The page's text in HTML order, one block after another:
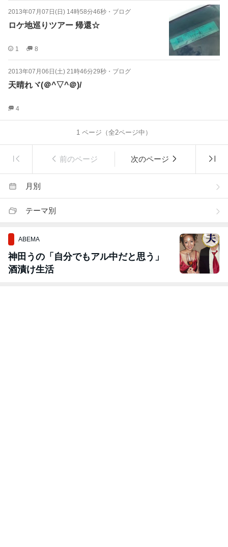
2013年07月07日(日) 14時58分46秒 ・ ブログ
ロケ地巡りツアー 帰還☆
1 8
2013年07月06日(土) 21時46分29秒 ・ ブログ
天晴れヾ(＠^▽^＠)/
4
1 ページ（全2ページ中）
前のページ 次のページ
月別
テーマ別
ABEMA
神田うの「自分でもアル中だと思う」
酒漬け生活